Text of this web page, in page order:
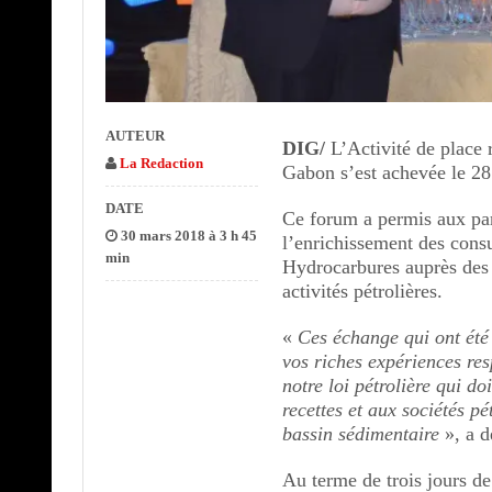
DIG/ L’Activité de place
Gabon s’est achevée le
Ce forum a permis aux
l’enrichissement des
Hydrocarbures auprès
activités pétrolières.
« Ces échange qui ont
vos riches expériences
notre loi pétrolière qui
recettes et aux sociétés
bassin sédimentaire », a
Au terme de trois jours
AUTEUR
La Redaction
DATE
30 mars 2018 à 3 h 45
min